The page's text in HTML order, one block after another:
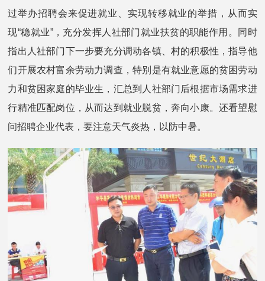
过举办招聘会来促进就业、实现转移就业的举措，从而实
现“稳就业”，充分发挥人社部门就业扶贫的职能作用。同时
指出人社部门下一步要充分调动各镇、村的积极性，指导他
们开展农村富余劳动力调查，特别是有就业意愿的贫困劳动
力和贫困家庭的毕业生，汇总到人社部门后根据市场需求进
行精准匹配岗位，从而达到就业脱贫，奔向小康。还看望慰
问招聘企业代表，要注意天气炎热，以防中暑。